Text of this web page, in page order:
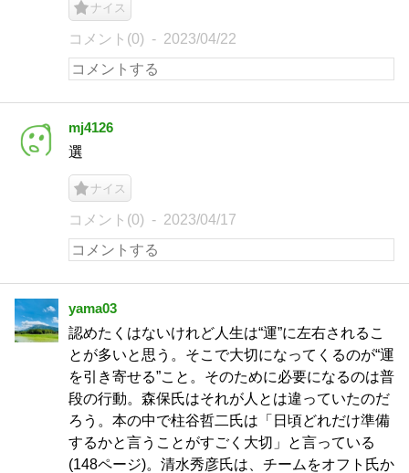
ナイス
コメント(0) 2023/04/22
mj4126
選
ナイス
コメント(0) 2023/04/17
yama03
認めたくはないけれど人生は“運”に左右されるこ
とが多いと思う。そこで大切になってくるのが“運
を引き寄せる”こと。そのために必要になるのは普
段の行動。森保氏はそれが人とは違っていたのだ
ろう。本の中で柱谷哲二氏は「日頃どれだけ準備
するかと言うことがすごく大切」と言っている
(148ページ)。清水秀彦氏は、チームをオフト氏か